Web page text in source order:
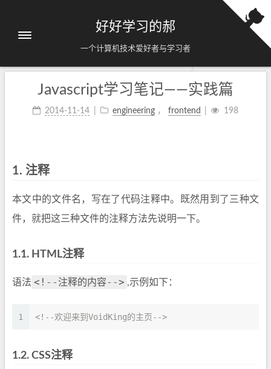
好好学习的郝
一个计算机技术爱好者与学习者
Javascript学习笔记——实践篇
2014-11-14 engineering， frontend 198
1. 注释
本文中的文件名，写在了代码注释中。既然用到了三种文
件，就把这三种文件的注释方法先说明一下。
1.1. HTML注释
语法 <!--注释的内容--> ,示例如下：
1 <!--欢迎来到VoidKing的主页-->
1.2. CSS注释